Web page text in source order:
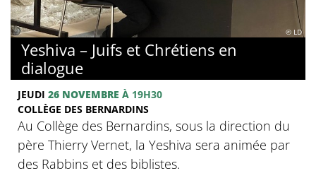
© LD
Yeshiva – Juifs et Chrétiens en
dialogue
JEUDI 26 NOVEMBRE À 19H30
COLLÈGE DES BERNARDINS
Au Collège des Bernardins, sous la direction du
père Thierry Vernet, la Yeshiva sera animée par
des Rabbins et des biblistes.